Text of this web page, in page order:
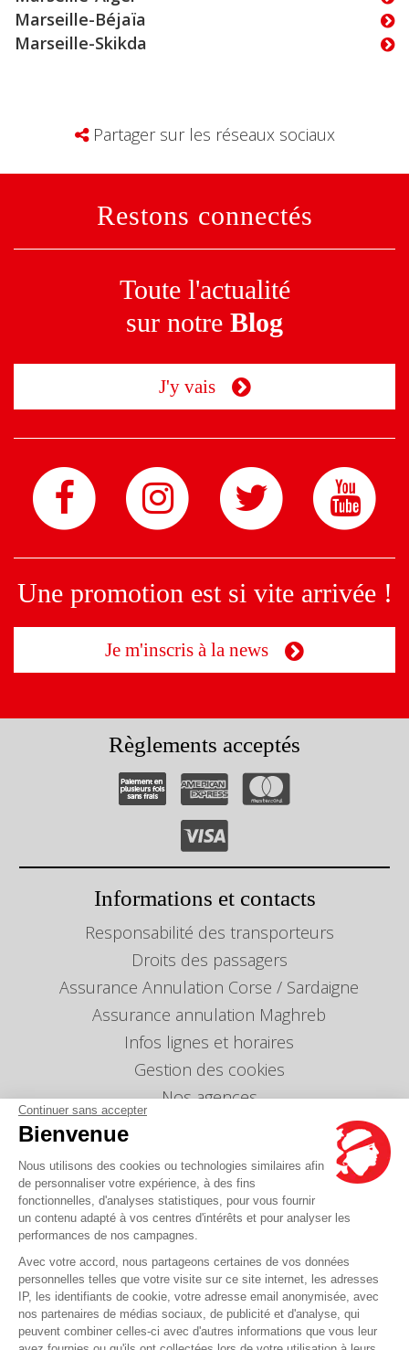
Continuer sans accepter
Bienvenue
Nous utilisons des cookies ou technologies similaires afin
de personnaliser votre expérience, à des fins
fonctionnelles, d'analyses statistiques, pour vous fournir
un contenu adapté à vos centres d'intérêts et pour analyser les
performances de nos campagnes.
Avec votre accord, nous partageons certaines de vos données
personnelles telles que votre visite sur ce site internet, les adresses
IP, les identifiants de cookie, votre adresse email anonymisée, avec
nos partenaires de médias sociaux, de publicité et d'analyse, qui
peuvent combiner celles-ci avec d'autres informations que vous leur
Marseille-Béjaïa
Marseille-Skikda
Partager sur les réseaux sociaux
Restons connectés
Toute l'actualité
sur notre Blog
J'y vais
Une promotion est si vite arrivée !
Je m'inscris à la news
Règlements acceptés
Informations et contacts
Responsabilité des transporteurs
Droits des passagers
Assurance Annulation Corse / Sardaigne
Assurance annulation Maghreb
Infos lignes et horaires
Gestion des cookies
Nos agences
Nous envoyer un message
Info Ventes et Modifications
Politique de protection des données
personnelles
Index égalité professionnelle Femmes-Hommes
Écarts de représentation femmes-hommes dans
les postes de direction